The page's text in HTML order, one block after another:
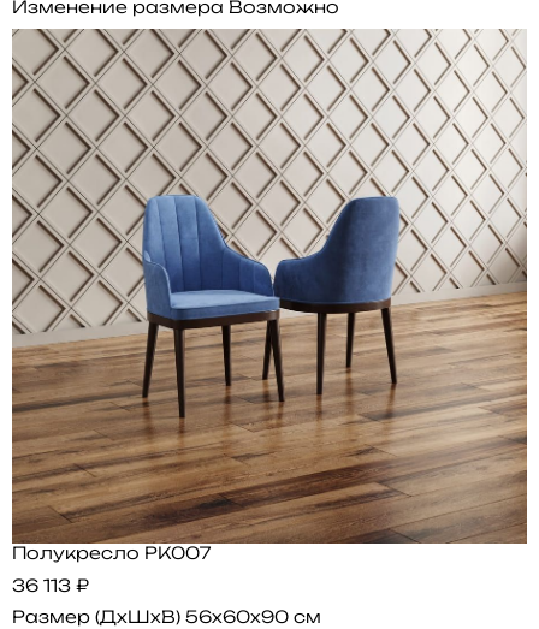
Изменение размера Возможно
Полукресло PK007
36 113 ₽
Размер (ДхШхВ) 56x60x90 см